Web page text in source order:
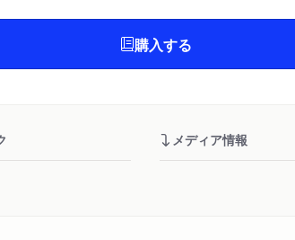
購入する
メディア情報